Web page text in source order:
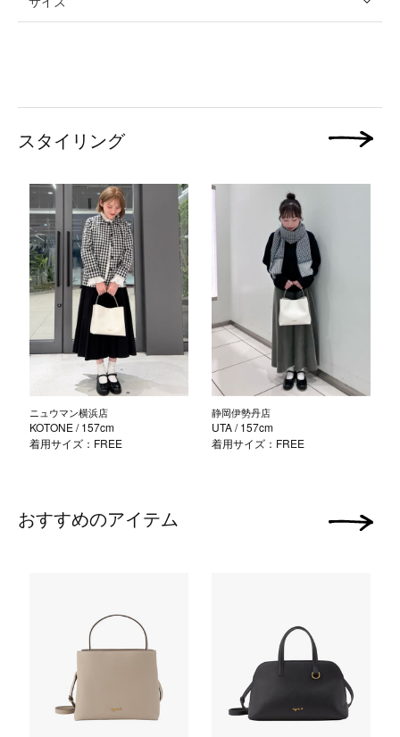
スタイリング
ニュウマン横浜店
KOTONE/ 157cm
着用サイズ：FREE
静岡伊勢丹店
UTA/ 157cm
着用サイズ：FREE
次の画像
おすすめのアイテム 次の画像